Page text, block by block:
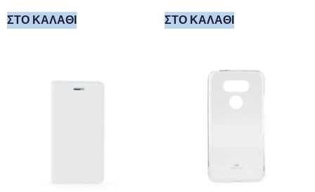
ΣΤΟ ΚΑΛΆΘΙ ΣΤΟ ΚΑΛΆΘΙ